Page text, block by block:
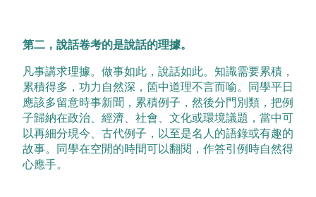
第二， 說話卷考的是說話的理據。
凡事講求理據。做事如此，說話如此。知識需要累積，
累積得多，功力自然深，箇中道理不言而喻。同學平日
應該多留意時事新聞，累積例子，然後分門別類，把例
子歸納在政治、經濟、社會、文化或環境議題，當中可
以再細分現今、古代例子，以至是名人的語錄或有趣的
故事。同學在空閒的時間可以翻閱，作答引例時自然得
心應手。